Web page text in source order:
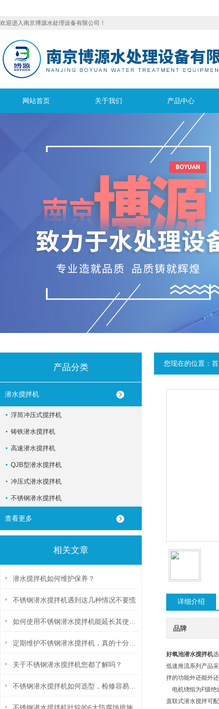
欢迎进入南京博源水处理设备有限公司！
网站首页 关于我们 产品中心
产品分类
潜水搅拌机
浮筒冲压式搅拌机
铸铁潜水搅拌机
高速潜水搅拌机
QJB型潜水搅拌机
冲压式潜水搅拌机
不锈钢潜水搅拌机
查看更多
相关文章
潜水搅拌机如何维护保养？
不锈钢潜水搅拌机遇到这几种情况不要慌
关于不锈钢潜水搅拌机您都了解吗？
您现在的位置：
详细介绍
品牌
好氧池潜水搅拌机
低速推流系列产品
拌的功能外还能外
电机绕组为F级绝
直联式潜水搅拌可